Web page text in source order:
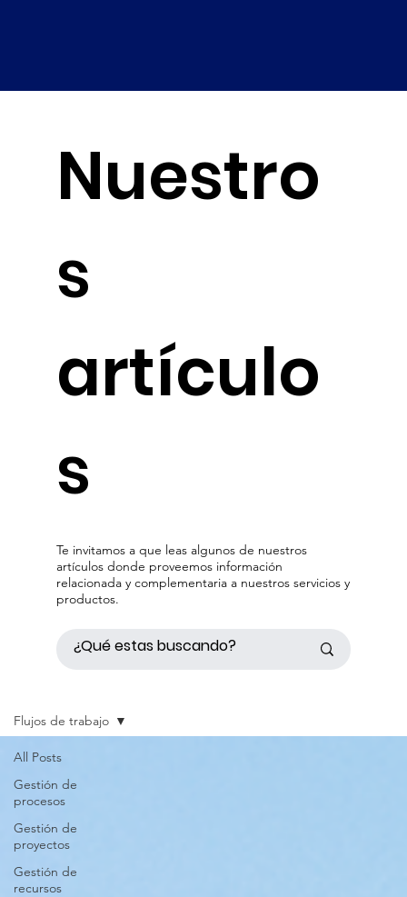
Te invitamos a que leas algunos de nuestros
artículos donde proveemos información
relacionada y complementaria a nuestros servicios y
productos.
Nuestro
s
artículo
s
All Posts
Gestión de
procesos
Gestión de
proyectos
Gestión de
recursos
Flujos de trabajo